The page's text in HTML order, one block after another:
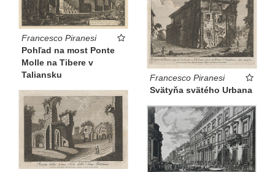
Francesco Piranesi
Pohľad na most Ponte
Molle na Tibere v
Taliansku
Francesco Piranesi
Svätyňa svätého Urbana